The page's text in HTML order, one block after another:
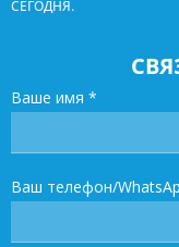
СЕГОДНЯ.
Ваше имя *
Ваш телефон/